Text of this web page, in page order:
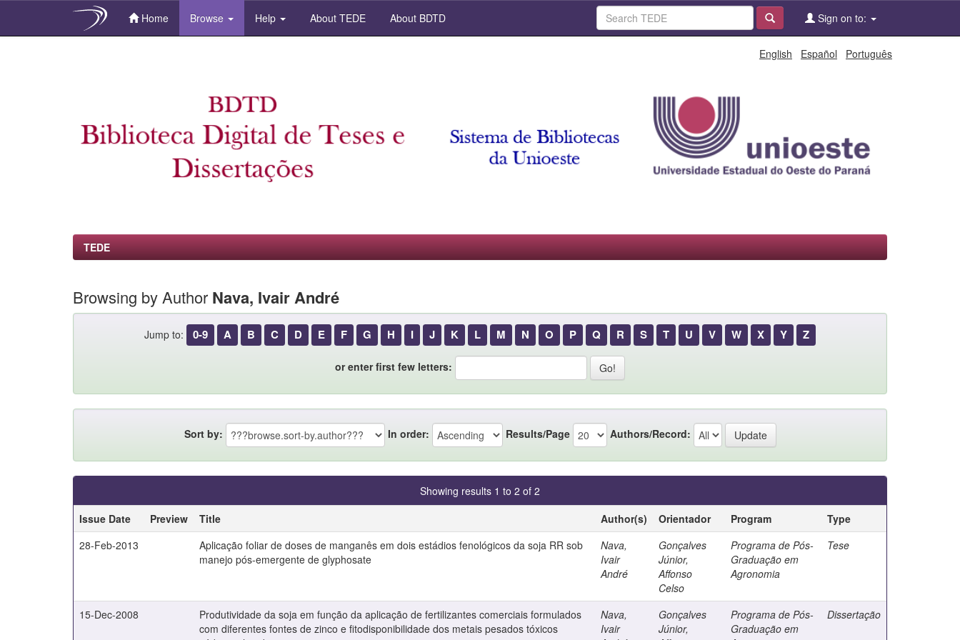
Home Browse Help About TEDE About BDTD Sign on to:
English Español Português
TEDE
Browsing by Author Nava, Ivair André
Jump to: 0-9 A B C D E F G H I J K L M N O P Q R S T U V W X Y Z
or enter first few letters:
Sort by: In order: Results/Page Authors/Record:
Showing results 1 to 2 of 2
Issue Date
Preview Title Author(s) Orientador Program
Type
28-Feb-2013
Aplicação foliar de doses de manganês em dois estádios fenológicos da soja RR sob
manejo pós-emergente de glyphosate
Nava,
Ivair
André
Gonçalves
Júnior,
Affonso
Celso
Programa de Pós-
Graduação em
Agronomia
Tese
15-Dec-2008
Produtividade da soja em função da aplicação de fertilizantes comerciais formulados
com diferentes fontes de zinco e fitodisponibilidade dos metais pesados tóxicos
Nava,
Ivair
Gonçalves
Júnior,
Programa de Pós-
Graduação em
Dissertação